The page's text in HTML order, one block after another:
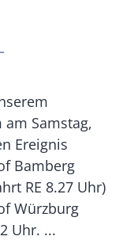
Samstag,
Ereignis
Bamberg
RE 8.27 Uhr)
Würzburg
Uhr. ...